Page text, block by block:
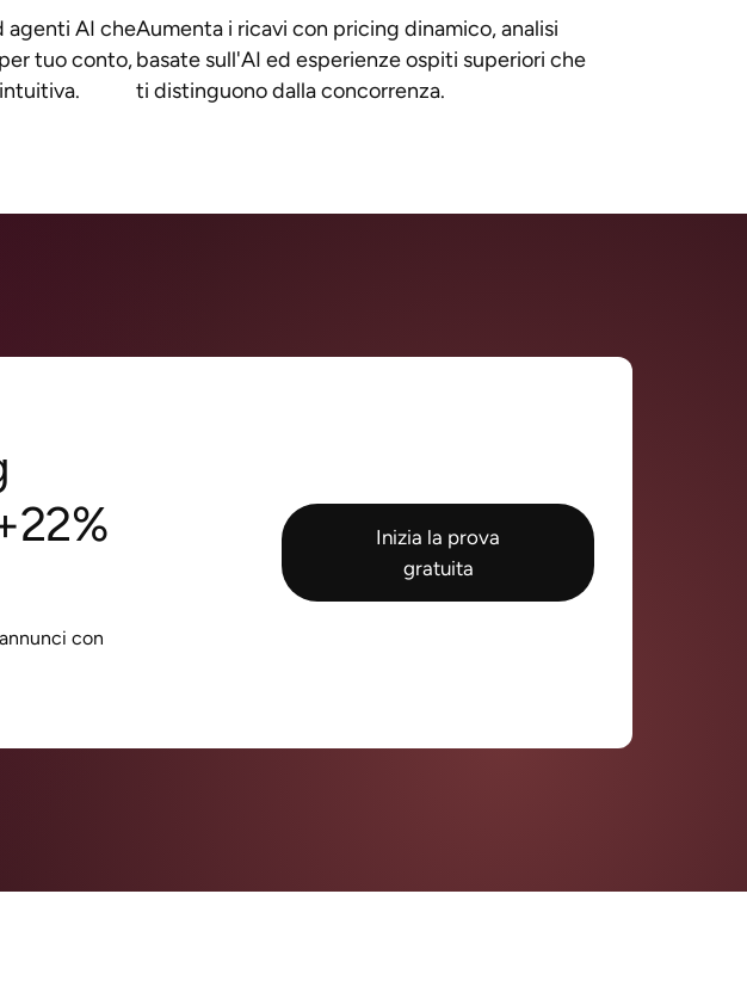
agenti AI che
tuo conto,
Aumenta i ricavi con pricing dinamico, analisi
basate sull'AI ed esperienze ospiti superiori che
ti distinguono dalla concorrenza.
con
Inizia la prova
gratuita